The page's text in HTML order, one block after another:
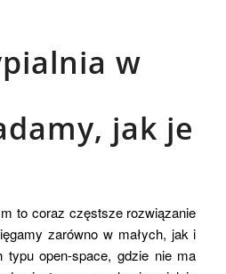
w
jak je
to coraz częstsze rozwiązanie
zarówno w małych, jak i
typu open-space, gdzie nie ma